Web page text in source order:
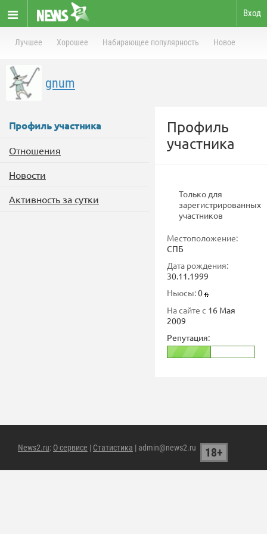
Вход
Лучшее Хорошее Набирающее популярность Новое
gnum
Профиль участника
Отношения
Новости
Активность за сутки
Профиль
участника
Только для
зарегистрированных
участников
Местоположение:
СПБ
Дата рождения:
30.11.1999
Ньюсы:0
На сайте с 16 Мая
2009
Репутация:
News2.ru: О сервисе | Статистика | admin@news2.ru 18+